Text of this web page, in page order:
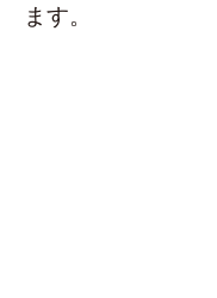
ます。